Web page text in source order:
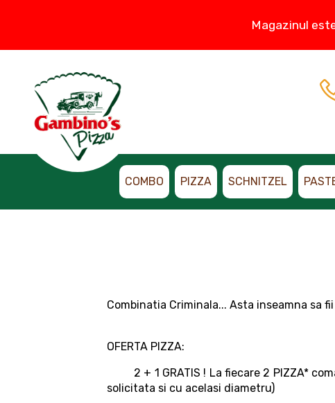
Magazinul
COMBO PIZZA SCHNITZEL
Combinatia Criminala... Asta inseamna sa
OFERTA PIZZA:
2 + 1 GRATIS ! La fiecare 2 PIZZA*
solicitata si cu acelasi diametru)